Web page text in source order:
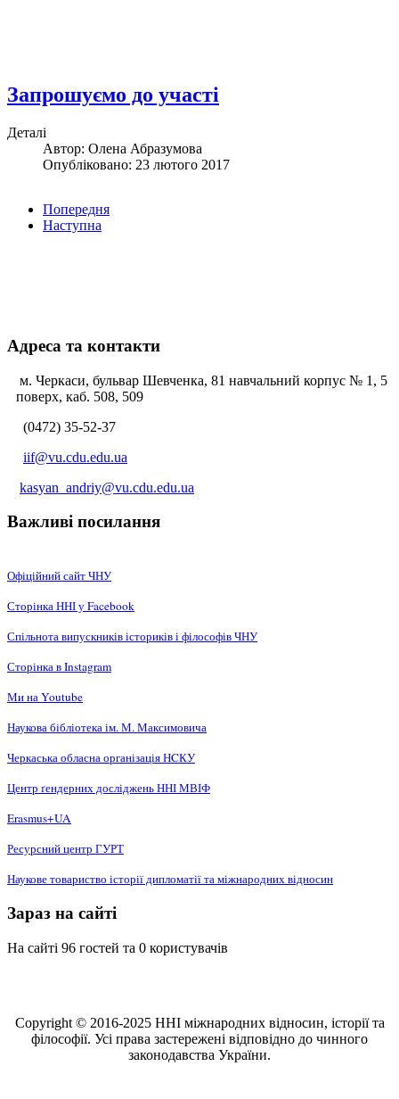
Запрошуємо до участі
Деталі
Автор: Олена Абразумова
Опубліковано: 23 лютого 2017
Попередня
Наступна
Адреса та контакти
м. Черкаси, бульвар Шевченка, 81 навчальний корпус № 1, 5
поверх, каб. 508, 509
(0472) 35-52-37
iif@vu.cdu.edu.ua
kasyan_andriy@vu.cdu.edu.ua
Важливі посилання
Офіційний сайт ЧНУ
Сторінка ННІ у Facebook
Спільнота випускників істориків і філософів ЧНУ
Сторінка в Instagram
Ми на Youtube
Наукова бібліотека ім. М. Максимовича
Черкаська обласна організація НCКУ
Центр ґендерних досліджень ННІ МВІФ
Erasmus+UA
Ресурсний центр ГУРТ
Наукове товариство історії дипломатії та міжнародних відносин
Зараз на сайті
На сайті 96 гостей та 0 користувачів
Copyright © 2016-2025 ННІ міжнародних відносин, історії та
філософії. Усі права застережені відповідно до чинного
законодавства України.